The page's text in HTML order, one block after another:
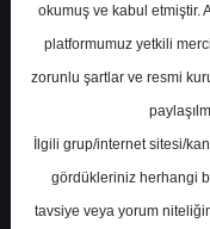
okumuş ve kabul etmiştir.
platformumuz yetkili
zorunlu şartlar ve resmi
İlgili grup/internet sitesi/
gördükleriniz herhangi
tavsiye veya yorum